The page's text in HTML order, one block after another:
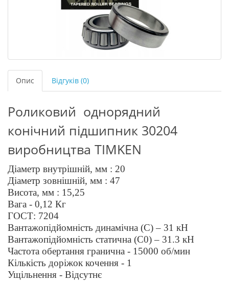
Опис Відгуків (0)
Роликовий однорядний
конічний підшипник 30204
виробництва TIMKEN
Діаметр внутрішній, мм : 20
Діаметр зовнішній, мм : 47
Висота, мм : 1 5,25
Вага - 0,1 2 Кг
ГОСТ: 7204
Вантажопідйомність динамічна (C) – 31 кН
Вантажопідйомність статична (C0) – 31.3 кН
Частота обертання гранична - 1 5000 об/мин
Кількість доріжок кочення - 1
Ущільнення - Відсутнє